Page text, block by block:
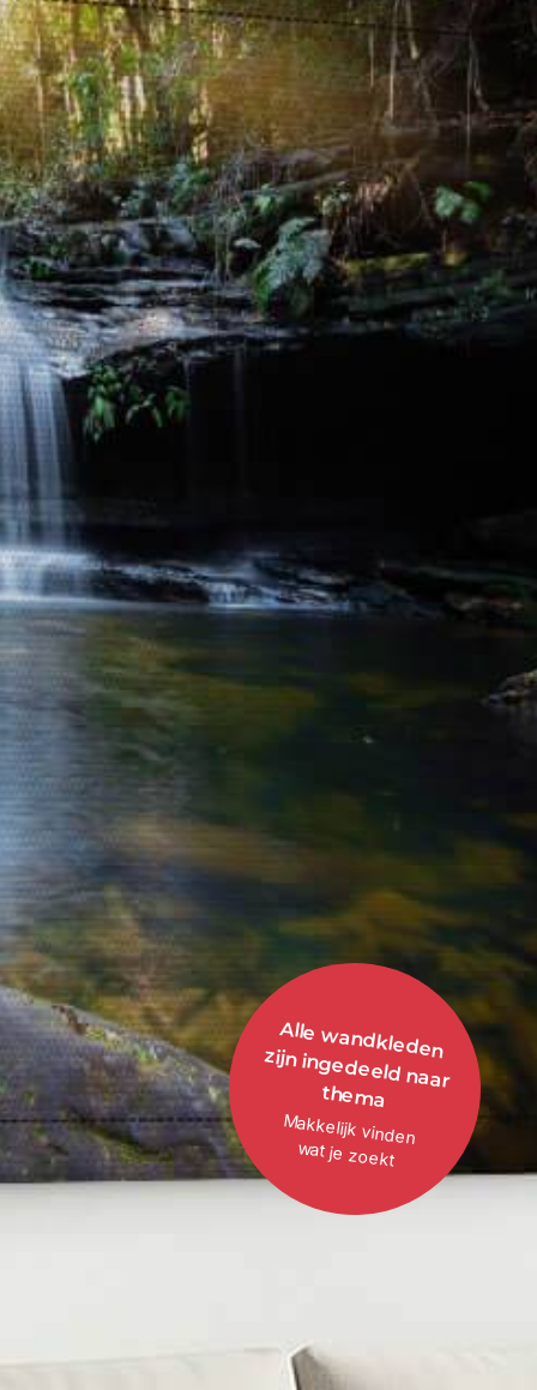
Alle wandkleden
zijn ingedeeld naar
them
a
Makkelijk vinden
wat je zoekt